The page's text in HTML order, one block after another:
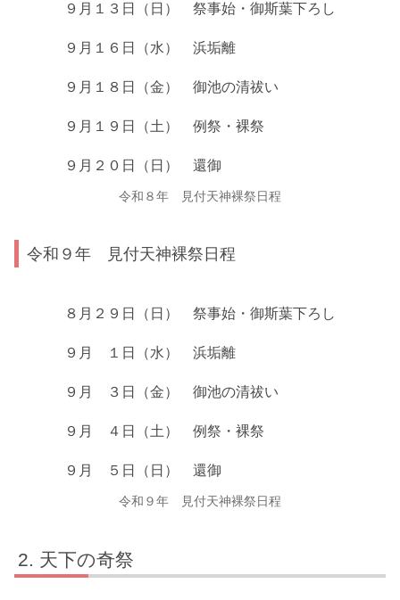
９月１３日（日） 祭事始・御斯葉下ろし
９月１６日（水） 浜垢離
９月１８日（金） 御池の清祓い
９月１９日（土） 例祭・裸祭
９月２０日（日） 還御
令和８年 見付天神裸祭日程
令和９年 見付天神裸祭日程
８月２９日（日） 祭事始・御斯葉下ろし
９月 １日（水） 浜垢離
９月 ３日（金） 御池の清祓い
９月 ４日（土） 例祭・裸祭
９月 ５日（日） 還御
令和９年 見付天神裸祭日程
天下の奇祭